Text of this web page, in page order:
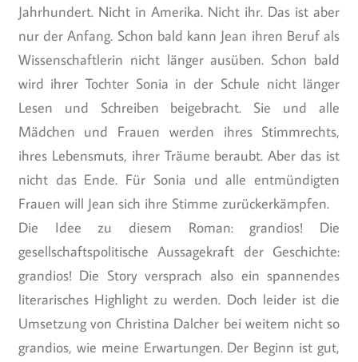
Jahrhundert. Nicht in Amerika. Nicht ihr. Das ist aber
nur der Anfang. Schon bald kann Jean ihren Beruf als
Wissenschaftlerin nicht länger ausüben. Schon bald
wird ihrer Tochter Sonia in der Schule nicht länger
Lesen und Schreiben beigebracht. Sie und alle
Mädchen und Frauen werden ihres Stimmrechts,
ihres Lebensmuts, ihrer Träume beraubt. Aber das ist
nicht das Ende. Für Sonia und alle entmündigten
Frauen will Jean sich ihre Stimme zurückerkämpfen.
Die Idee zu diesem Roman: grandios! Die
gesellschaftspolitische Aussagekraft der Geschichte:
grandios! Die Story versprach also ein spannendes
literarisches Highlight zu werden. Doch leider ist die
Umsetzung von Christina Dalcher bei weitem nicht so
grandios, wie meine Erwartungen. Der Beginn ist gut,